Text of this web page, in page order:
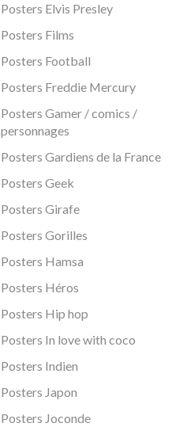
Posters Elvis Presley
Posters Films
Posters Football
Posters Freddie Mercury
Posters Gamer / comics /
personnages
Posters Gardiens de la France
Posters Geek
Posters Girafe
Posters Gorilles
Posters Hamsa
Posters Héros
Posters Hip hop
Posters In love with coco
Posters Indien
Posters Japon
Posters Joconde